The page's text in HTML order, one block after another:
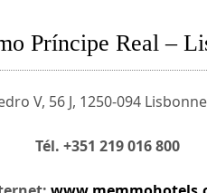
Príncipe Real –
V, 56 J, 1250-094
Tél. +351 219 016 800